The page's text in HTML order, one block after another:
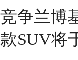
竞争兰博
款SUV将